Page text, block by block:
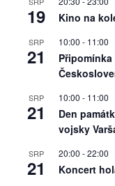
19 Kino na
SRP
21
10:00 - 11:00
SRP
21
10:00 - 11:00
Den
vojsky
SRP
21
20:00 -22:00
Koncert